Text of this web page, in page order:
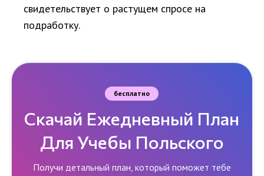
свидетельствует о растущем спросе на
подработку.
бесплатно
Скачай Ежедневный План
Для Учебы Польского
Получи детальный план, который поможет тебе